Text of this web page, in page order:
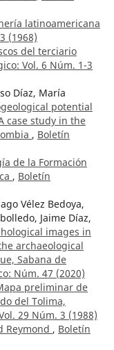
latinoamericana
(1968)
del terciario
Vol. 6 Núm. 1-3
Díaz, María
potential
case study in the
, Boletín
de la Formación
, Boletín
Vélez Bedoya,
Jaime Díaz,
images in
archaeological
Sabana de
Núm. 47 (2020)
preliminar de
del Tolima,
29 Núm. 3 (1988)
Reymond , Boletín